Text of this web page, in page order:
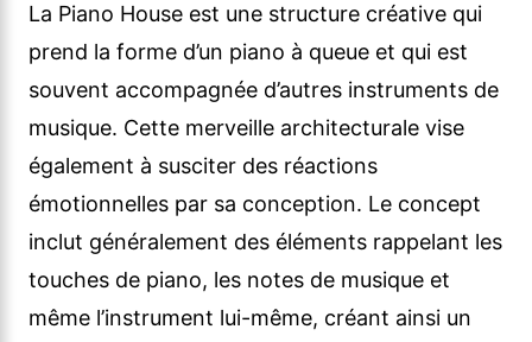
La Piano House est une structure créative qui
prend la forme d’un piano à queue et qui est
souvent accompagnée d’autres instruments de
musique. Cette merveille architecturale vise
également à susciter des réactions
émotionnelles par sa conception. Le concept
inclut généralement des éléments rappelant les
touches de piano, les notes de musique et
même l’instrument lui-même, créant ainsi un